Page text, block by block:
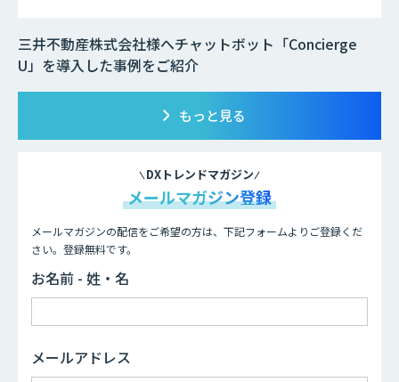
三井不動産株式会社様へチャットボット「Concierge
U」を導入した事例をご紹介
もっと見る
DXトレンドマガジン
メールマガジン登録
メールマガジンの配信をご希望の方は、下記フォームよりご登録くだ
さい。登録無料です。
お名前 - 姓・名
メールアドレス